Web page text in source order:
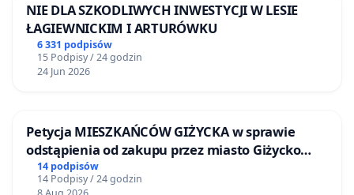
NIE DLA SZKODLIWYCH INWESTYCJI W LESIE
ŁAGIEWNICKIM I ARTURÓWKU
6 331 podpisów
15 Podpisy / 24 godzin
24 Jun 2026
Petycja MIESZKAŃCÓW GIŻYCKA w sprawie
odstąpienia od zakupu przez miasto Giżycko
nieruchomości położonej nad jeziorem Niegocin
14 podpisów
14 Podpisy / 24 godzin